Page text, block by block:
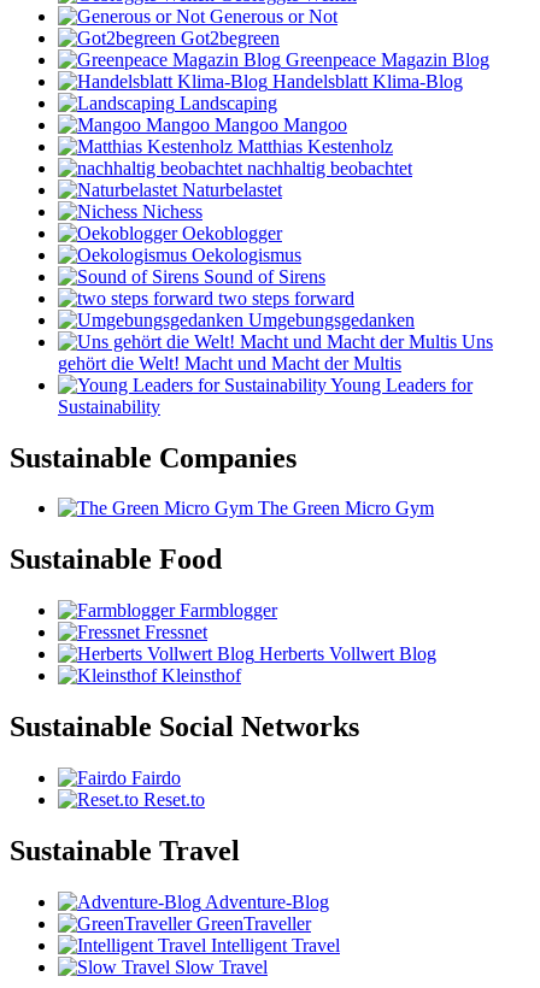
Generous or Not
Got2begreen
Greenpeace Magazin Blog
Handelsblatt Klima-Blog
Landscaping
Mangoo Mangoo
Matthias Kestenholz
nachhaltig beobachtet
Naturbelastet
Nichess
Oekoblogger
Oekologismus
Sound of Sirens
two steps forward
Umgebungsgedanken
Uns
gehört die Welt! Macht und Macht der Multis
Young Leaders for
Sustainability
Sustainable Companies
The Green Micro Gym
Sustainable Food
Farmblogger
Fressnet
Herberts Vollwert Blog
Kleinsthof
Sustainable Social Networks
Fairdo
Reset.to
Sustainable Travel
Adventure-Blog
GreenTraveller
Intelligent Travel
Slow Travel